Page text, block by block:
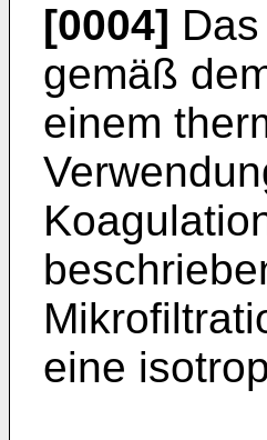
[0004]
gemäß
einem
eine